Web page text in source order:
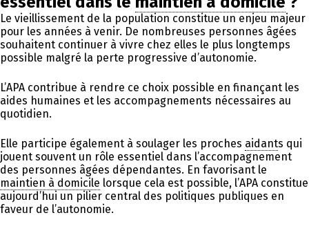
Le vieillissement de la population constitue un enjeu majeur
pour les années à venir. De nombreuses personnes âgées
souhaitent continuer à vivre chez elles le plus longtemps
possible malgré la perte progressive d’autonomie.
L’APA contribue à rendre ce choix possible en finançant les
aides humaines et les accompagnements nécessaires au
quotidien.
Elle participe également à soulager les proches aidants qui
jouent souvent un rôle essentiel dans l’accompagnement
des personnes âgées dépendantes. En favorisant le
maintien à domicile lorsque cela est possible, l’APA constitue
aujourd’hui un pilier central des politiques publiques en
faveur de l’autonomie.